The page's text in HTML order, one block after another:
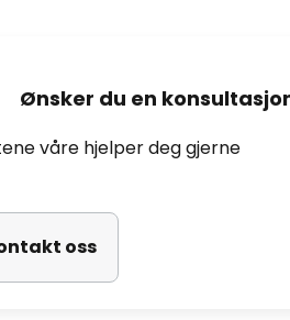
Ønsker du en
våre hjelper deg gjerne
oss